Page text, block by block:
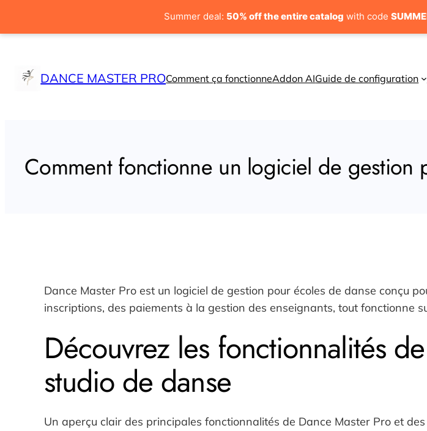
contenuDANCE MASTER PROComment ça fonctionneAddon AIGuide de configuration
Comment fonctionne un logiciel de gestion
Dance Master Pro est un logiciel de gestion pour écoles de danse conçu
inscriptions, des paiements à la gestion des enseignants, tout fonctionne
Découvrez les fonctionnalités
studio de danse
Un aperçu clair des principales fonctionnalités de Dance Master Pro et
Summer deal: 50% off the entire catalog with code